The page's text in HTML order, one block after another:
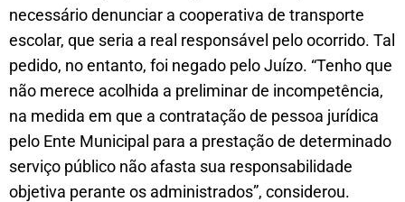
necessário denunciar a cooperativa de transporte
escolar, que seria a real responsável pelo ocorrido. Tal
pedido, no entanto, foi negado pelo Juízo. “Tenho que
não merece acolhida a preliminar de incompetência,
na medida em que a contratação de pessoa jurídica
pelo Ente Municipal para a prestação de determinado
serviço público não afasta sua responsabilidade
objetiva perante os administrados”, considerou.